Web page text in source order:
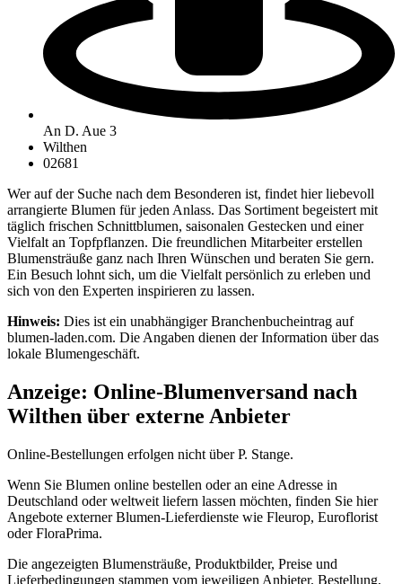
An D. Aue 3
Wilthen
02681
Wer auf der Suche nach dem Besonderen ist, findet hier liebevoll
arrangierte Blumen für jeden Anlass. Das Sortiment begeistert mit
täglich frischen Schnittblumen, saisonalen Gestecken und einer
Vielfalt an Topfpflanzen. Die freundlichen Mitarbeiter erstellen
Blumensträuße ganz nach Ihren Wünschen und beraten Sie gern.
Ein Besuch lohnt sich, um die Vielfalt persönlich zu erleben und
sich von den Experten inspirieren zu lassen.
Hinweis: Dies ist ein unabhängiger Branchenbucheintrag auf
blumen-laden.com. Die Angaben dienen der Information über das
lokale Blumengeschäft.
Anzeige: Online-Blumenversand nach
Wilthen über externe Anbieter
Online-Bestellungen erfolgen nicht über P. Stange.
Wenn Sie Blumen online bestellen oder an eine Adresse in
Deutschland oder weltweit liefern lassen möchten, finden Sie hier
Angebote externer Blumen-Lieferdienste wie Fleurop, Euroflorist
oder FloraPrima.
Die angezeigten Blumensträuße, Produktbilder, Preise und
Lieferbedingungen stammen vom jeweiligen Anbieter. Bestellung,